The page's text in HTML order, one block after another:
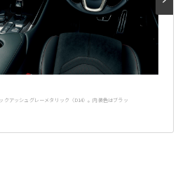
アッシュグレーメタリック〈D14〉。内装色はブラッ